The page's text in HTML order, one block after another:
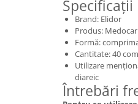
Specificații
Brand: Elidor
Produs:
Formă:
Cantitate: 40
Utilizare
diareic
Întrebări